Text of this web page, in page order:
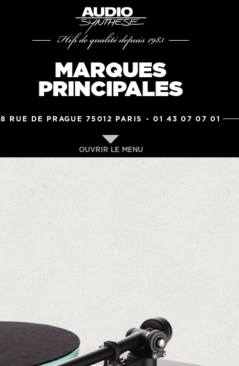
Hifi de qualité depuis 1983
MARQUES
PRINCIPALES
8 RUE DE PRAGUE 75012 PARIS -01 43 07 07 01
OUVRIR LE MENU